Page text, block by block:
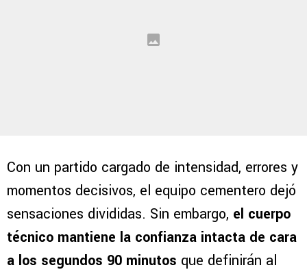
Con un partido cargado de intensidad, errores y
momentos decisivos, el equipo cementero dejó
sensaciones divididas. Sin embargo, el cuerpo
técnico mantiene la confianza intacta de cara
a los segundos 90 minutos que definirán al